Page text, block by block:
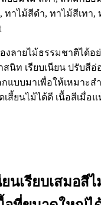
ลายไม้ธรรมชาติได้อ
ท เรียบเนียน ปรับสีอ่
บบมาเพื่อให้เหมาะส
สี้ยนไม้ได้ดี เนื้อสีเมื่อ
ยนเรียบเสมอสี